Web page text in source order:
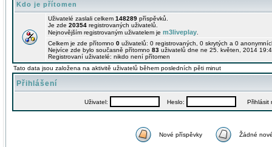
Kdo je přítomen
Uživatelé zaslali celkem 148289 příspěvků.
Je zde 20354 registrovaných uživatelů.
Nejnovějším registrovaným uživatelem je m3liveplay
Celkem je zde přítomno 0 uživatelů: 0 registrovaných, 0 skrytých a 0
Nejvíce zde bylo současně přítomno 83 uživatelů dne ne 25. květen, 2014
Registrovaní uživatelé: nikdo není přítomen
Tato data jsou založena na aktivitě uživatelů během posledních pěti minut
Přihlášení
Uživatel: Heslo: Přihlásit
Nové příspěvky Žádné